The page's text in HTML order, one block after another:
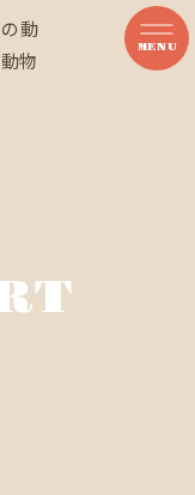
MENU